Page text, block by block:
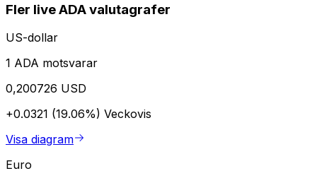
Fler live ADA valutagrafer
US-dollar
1 ADA motsvarar
0,200726 USD
+0.0321 (19.06%) Veckovis
Visa diagram
Euro